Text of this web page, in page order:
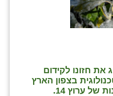
את חזונו לקידום
בצפון הארץ
של ערוץ 14.